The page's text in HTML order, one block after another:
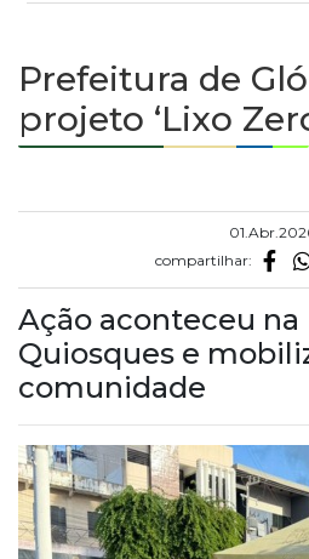
Prefeitura de
projeto ‘Lixo
compartilhar:
Ação aconteceu na
Quiosques e
comunidade